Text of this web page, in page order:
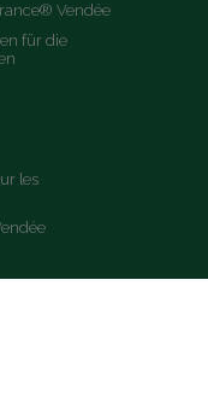
Vendée
für die
les